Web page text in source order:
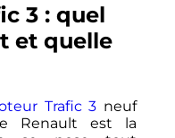
3 : quel
et quelle
Trafic 3 neuf
Renault est la